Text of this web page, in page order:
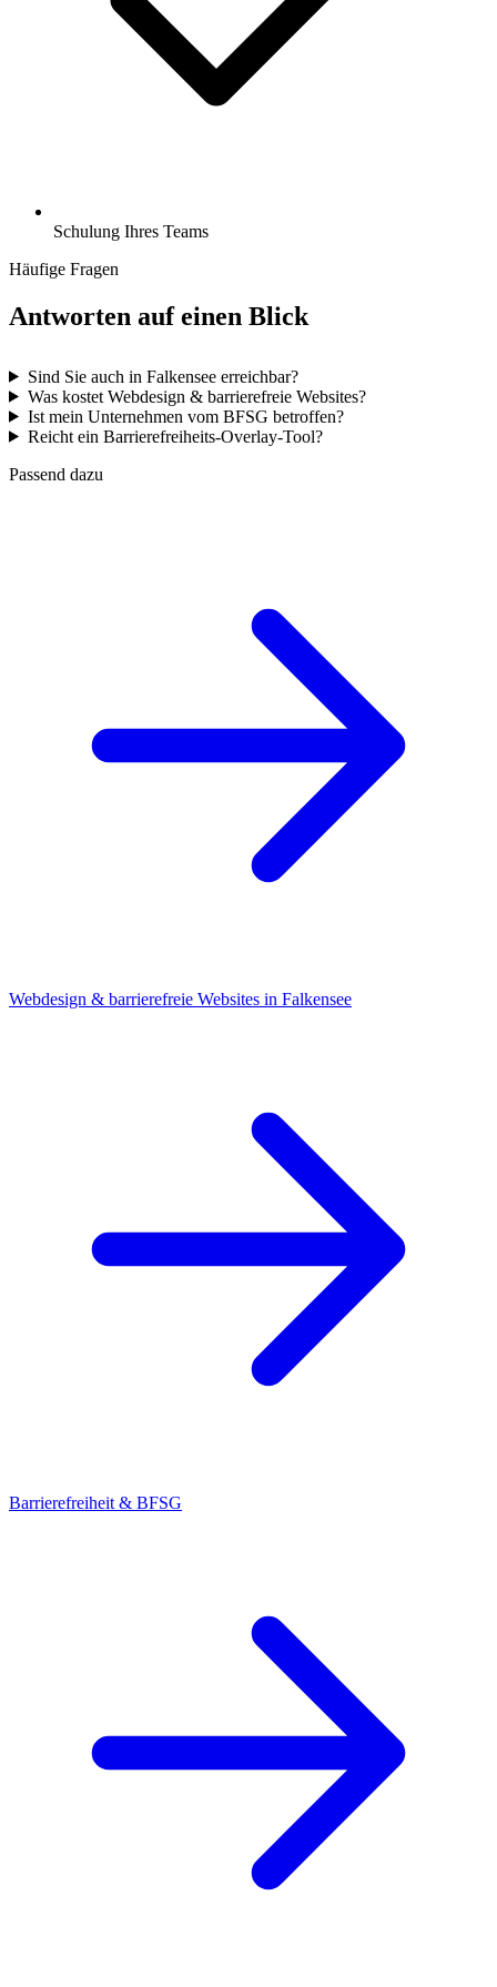
Schulung Ihres Teams
Häufige Fragen
Antworten auf einen Blick
Sind Sie auch in Falkensee erreichbar?
Was kostet Webdesign & barrierefreie Websites?
Ist mein Unternehmen vom BFSG betroffen?
Reicht ein Barrierefreiheits-Overlay-Tool?
Passend dazu
Webdesign & barrierefreie Websites in Falkensee
Barrierefreiheit & BFSG